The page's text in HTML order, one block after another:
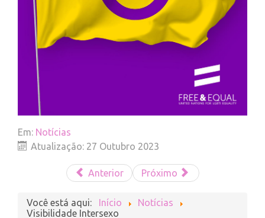
Em: Notícias
Atualização: 27 Outubro 2023
Anterior Próximo
Você está aqui: Início
Notícias
Visibilidade Intersexo